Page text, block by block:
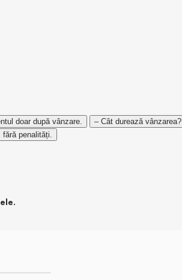
doar după vânzare. – Cât durează vânzarea?
fără penalități.